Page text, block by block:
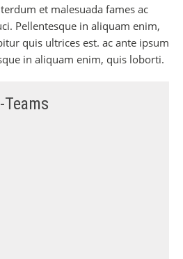
et malesuada fames ac
Pellentesque in aliquam enim,
quis ultrices est. ac ante ipsum
in aliquam enim, quis loborti.